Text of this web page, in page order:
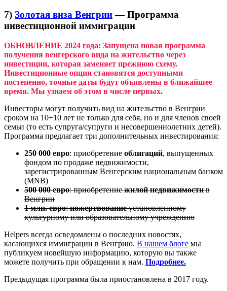
7) Золотая виза Венгрии— Программа
инвестиционной иммиграции
ОБНОВЛЕНИЕ 2024 года: Запущена новая программа
получения венгерского вида на жительство через
инвестиции, которая заменяет прежнюю схему.
Инвестиционные опции становятся доступными
постепенно, точные даты будут объявлены в ближайшее
время. Мы узнаем об этом в числе первых.
Инвесторы могут получить вид на жительство в Венгрии
сроком на 10+10 лет не только для себя, но и для членов своей
семьи (то есть супруга/супруги и несовершеннолетних детей).
Программа предлагает три дополнительных инвестирования:
250 000 евро: приобретение облигаций, выпущенных
фондом по продаже недвижимости,
зарегистрированным Венгерским национальным банком
(MNB)
500 000 евро: приобретениежилой недвижимостив
Венгрии
1 млн. евро:пожертвованиеустановленному
культурному или образовательному учреждению
Helpers всегда осведомлены о последних новостях,
касающихся иммиграции в Венгрию. В нашем блоге мы
публикуем новейшую информацию, которую вы также
можете получить при обращении к нам. Подробнее.
Предыдущая программа была приостановлена в 2017 году.